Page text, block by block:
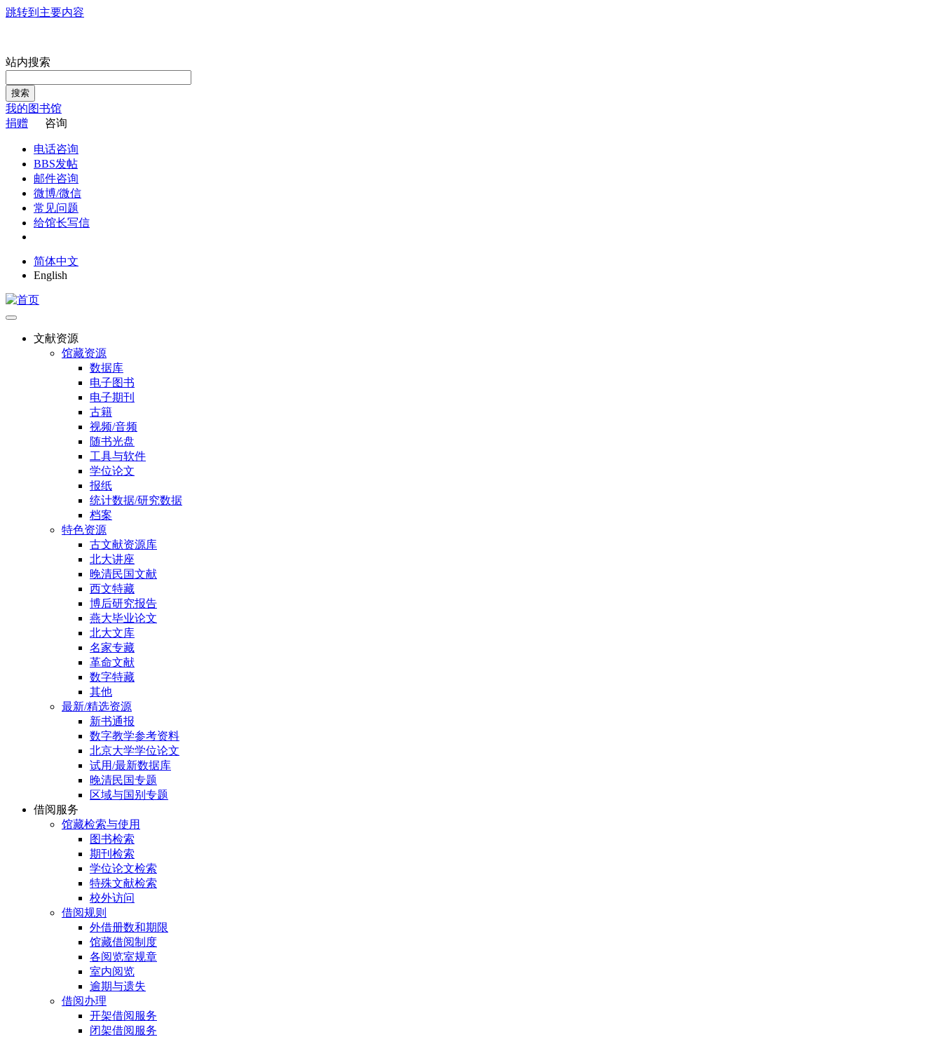
跳转到主要内容
站内搜索
搜索
我的图书馆
捐赠
咨询
电话咨询
BBS发帖
邮件咨询
微博/微信
常见问题
给馆长写信
简体中文
English
文献资源
馆藏资源
数据库
电子图书
电子期刊
古籍
视频/音频
随书光盘
工具与软件
学位论文
报纸
统计数据/研究数据
档案
特色资源
古文献资源库
北大讲座
晚清民国文献
西文特藏
博后研究报告
燕大毕业论文
北大文库
名家专藏
革命文献
数字特藏
其他
最新/精选资源
新书通报
数字教学参考资料
北京大学学位论文
试用/最新数据库
晚清民国专题
区域与国别专题
借阅服务
馆藏检索与使用
图书检索
期刊检索
学位论文检索
特殊文献检索
校外访问
借阅规则
外借册数和期限
馆藏借阅制度
各阅览室规章
室内阅览
逾期与遗失
借阅办理
开架借阅服务
闭架借阅服务